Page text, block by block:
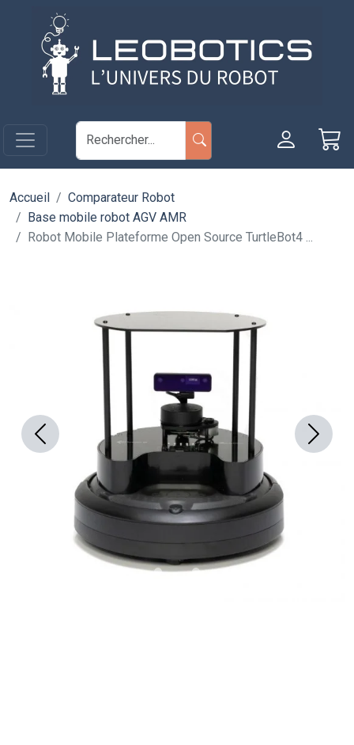
Aller au contenu principal
Accueil
Comparateur Robot
Base mobile robot AGV AMR
Robot Mobile Plateforme Open Source TurtleBot4 ...
Previous Next
Panneau de gestion des cookies